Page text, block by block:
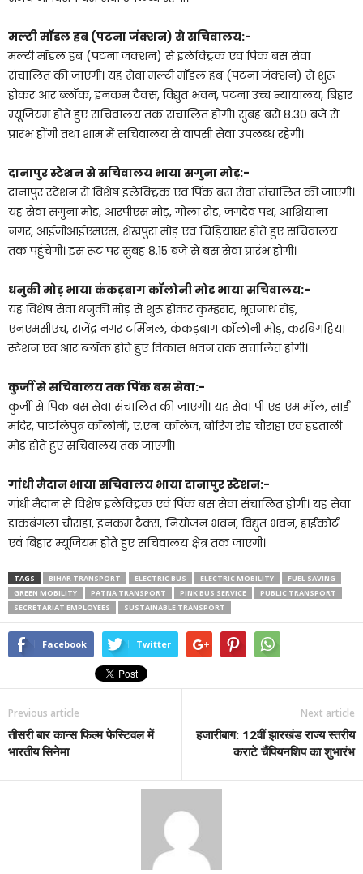
मल्टी मॉडल हब (पटना जंक्शन) से सचिवालय:-
मल्टी मॉडल हब (पटना जंक्शन) से इलेक्ट्रिक एवं पिंक बस सेवा
संचालित की जाएगी। यह सेवा मल्टी मॉडल हब (पटना जंक्शन) से शुरू
होकर आर ब्लॉक, इनकम टैक्स, विद्युत भवन, पटना उच्च न्यायालय, बिहार
म्यूजियम होते हुए सचिवालय तक संचालित होगी। सुबह बसें 8.30 बजे से
प्रारंभ होंगी तथा शाम में सचिवालय से वापसी सेवा उपलब्ध रहेगी।
दानापुर स्टेशन से सचिवालय भाया सगुना मोड़:-
दानापुर स्टेशन से विशेष इलेक्ट्रिक एवं पिंक बस सेवा संचालित की जाएगी।
यह सेवा सगुना मोड़, आरपीएस मोड़, गोला रोड, जगदेव पथ, आशियाना
नगर, आईजीआईएमएस, शेखपुरा मोड़ एवं चिड़ियाघर होते हुए सचिवालय
तक पहुंचेगी। इस रूट पर सुबह 8.15 बजे से बस सेवा प्रारंभ होगी।
धनुकी मोड़ भाया कंकड़बाग कॉलोनी मोड भाया सचिवालय:-
यह विशेष सेवा धनुकी मोड़ से शुरू होकर कुम्हरार, भूतनाथ रोड़,
एनएमसीएच, राजेंद्र नगर टर्मिनल, कंकड़बाग कॉलोनी मोड़, करबिगहिया
स्टेशन एवं आर ब्लॉक होते हुए विकास भवन तक संचालित होगी।
कुर्जी से सचिवालय तक पिंक बस सेवा:-
कुर्जी से पिंक बस सेवा संचालित की जाएगी। यह सेवा पी एंड एम मॉल, साईं
मंदिर, पाटलिपुत्र कॉलोनी, ए.एन. कॉलेज, बोरिंग रोड चौराहा एवं हडताली
मोड़ होते हुए सचिवालय तक जाएगी।
गांधी मैदान भाया सचिवालय भाया दानापुर स्टेशन:-
गांधी मैदान से विशेष इलेक्ट्रिक एवं पिंक बस सेवा संचालित होगी। यह सेवा
डाकबंगला चौराहा, इनकम टैक्स, नियोजन भवन, विद्युत भवन, हाईकोर्ट
एवं बिहार म्यूजियम होते हुए सचिवालय क्षेत्र तक जाएगी।
TAGS BIHAR TRANSPORT ELECTRIC BUS ELECTRIC MOBILITY
FUEL SAVING
GREEN MOBILITY
PATNA TRANSPORT PINK BUS SERVICE
PUBLIC TRANSPORT
SECRETARIAT EMPLOYEES
SUSTAINABLE TRANSPORT
Facebook Twitter
Previous article
तीसरी बार कान्स फिल्म फेस्टिवल में
भारतीय सिनेमा
Next article
हजारीबाग: 12वीं झारखंड राज्य स्तरीय
कराटे चैंपियनशिप का शुभारंभ